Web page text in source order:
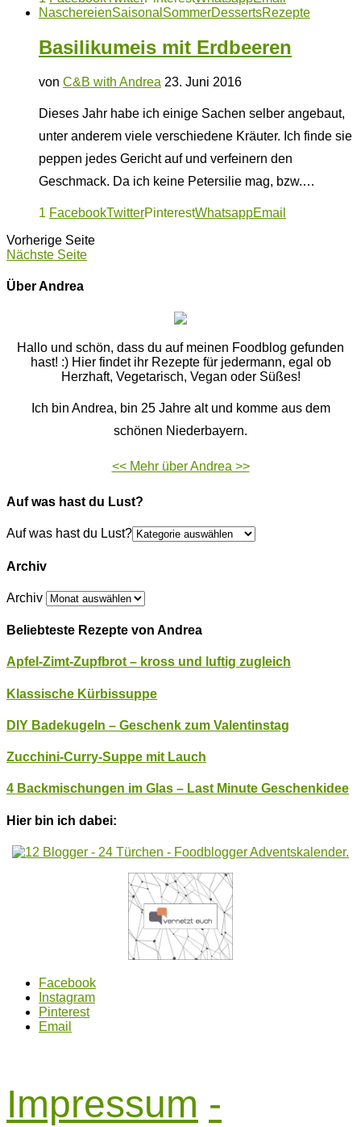
NaschereienSaisonal SommerDessertsRezepte
Basilikumeis mit Erdbeeren
von C&B with Andrea 23. Juni 2016
Dieses Jahr habe ich einige Sachen selber angebaut,
unter anderem viele verschiedene Kräuter. Ich finde sie
peppen jedes Gericht auf und verfeinern den
Geschmack. Da ich keine Petersilie mag, bzw.…
1 FacebookTwitterPinterestWhatsappEmail
Vorherige Seite
Nächste Seite
Über Andrea
Hallo und schön, dass du auf meinen Foodblog gefunden
hast! :) Hier findet ihr Rezepte für jedermann, egal ob
Herzhaft, Vegetarisch, Vegan oder Süßes!
Ich bin Andrea, bin 25 Jahre alt und komme aus dem
schönen Niederbayern.
<< Mehr über Andrea >>
Auf was hast du Lust?
Auf was hast du Lust?
Archiv
Archiv
Beliebteste Rezepte von Andrea
Apfel-Zimt-Zupfbrot – kross und luftig zugleich
Klassische Kürbissuppe
DIY Badekugeln – Geschenk zum Valentinstag
Zucchini-Curry-Suppe mit Lauch
4 Backmischungen im Glas – Last Minute Geschenkidee
Hier bin ich dabei:
Facebook
Instagram
Pinterest
Email
Impressum -